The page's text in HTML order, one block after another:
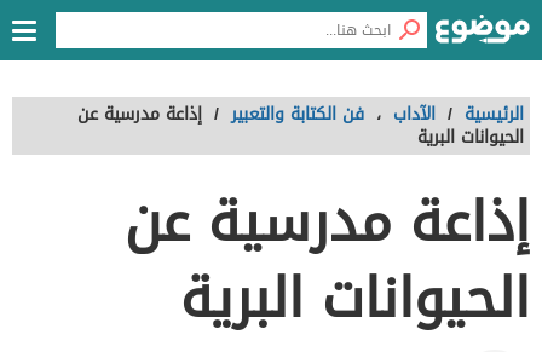
الرئيسية / الآداب ، فن الكتابة والتعبير / إذاعة مدرسية عن
الحيوانات البرية
إذاعة مدرسية عن
الحيوانات البرية